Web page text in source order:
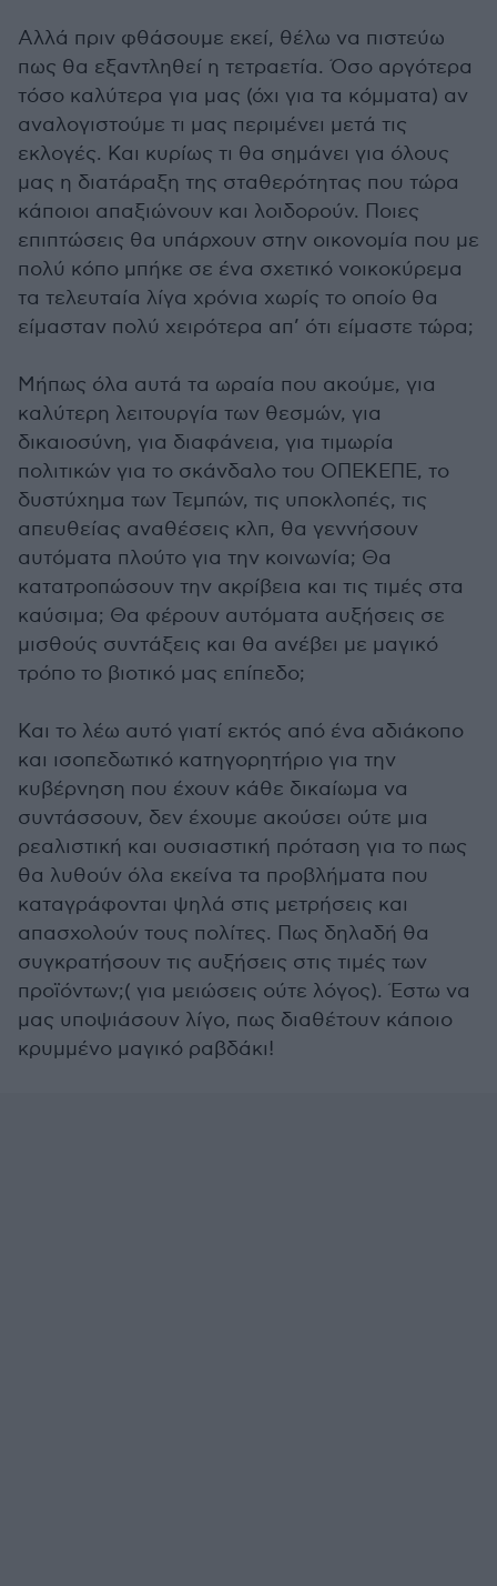
Αλλά πριν φθάσουμε εκεί, θέλω να πιστεύω
πως θα εξαντληθεί η τετραετία. Όσο αργότερα
τόσο καλύτερα για μας (όχι για τα κόμματα) αν
αναλογιστούμε τι μας περιμένει μετά τις
εκλογές. Και κυρίως τι θα σημάνει για όλους
μας η διατάραξη της σταθερότητας που τώρα
κάποιοι απαξιώνουν και λοιδορούν. Ποιες
επιπτώσεις θα υπάρχουν στην οικονομία που με
πολύ κόπο μπήκε σε ένα σχετικό νοικοκύρεμα
τα τελευταία λίγα χρόνια χωρίς το οποίο θα
είμασταν πολύ χειρότερα απ’ ότι είμαστε τώρα;
Μήπως όλα αυτά τα ωραία που ακούμε, για
καλύτερη λειτουργία των θεσμών, για
δικαιοσύνη, για διαφάνεια, για τιμωρία
πολιτικών για το σκάνδαλο του ΟΠΕΚΕΠΕ, το
δυστύχημα των Τεμπών, τις υποκλοπές, τις
απευθείας αναθέσεις κλπ, θα γεννήσουν
αυτόματα πλούτο για την κοινωνία; Θα
κατατροπώσουν την ακρίβεια και τις τιμές στα
καύσιμα; Θα φέρουν αυτόματα αυξήσεις σε
μισθούς συντάξεις και θα ανέβει με μαγικό
τρόπο το βιοτικό μας επίπεδο;
Και το λέω αυτό γιατί εκτός από ένα αδιάκοπο
και ισοπεδωτικό κατηγορητήριο για την
κυβέρνηση που έχουν κάθε δικαίωμα να
συντάσσουν, δεν έχουμε ακούσει ούτε μια
ρεαλιστική και ουσιαστική πρόταση για το πως
θα λυθούν όλα εκείνα τα προβλήματα που
καταγράφονται ψηλά στις μετρήσεις και
απασχολούν τους πολίτες. Πως δηλαδή θα
συγκρατήσουν τις αυξήσεις στις τιμές των
προϊόντων;( για μειώσεις ούτε λόγος). Έστω να
μας υποψιάσουν λίγο, πως διαθέτουν κάποιο
κρυμμένο μαγικό ραβδάκι!